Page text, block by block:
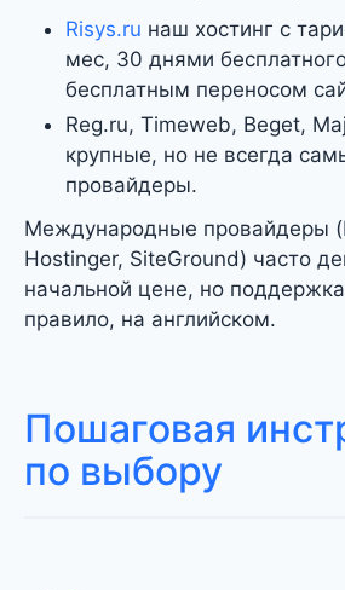
Risys.ru наш хостинг с
мес, 30 днями
бесплатным переносом
Reg.ru, Timeweb, Beget,
крупные, но не всегда
провайдеры.
Международные провайдеры
Hostinger, SiteGround) часто
начальной цене, но
правило, на английском.
Пошаговая
по выбору